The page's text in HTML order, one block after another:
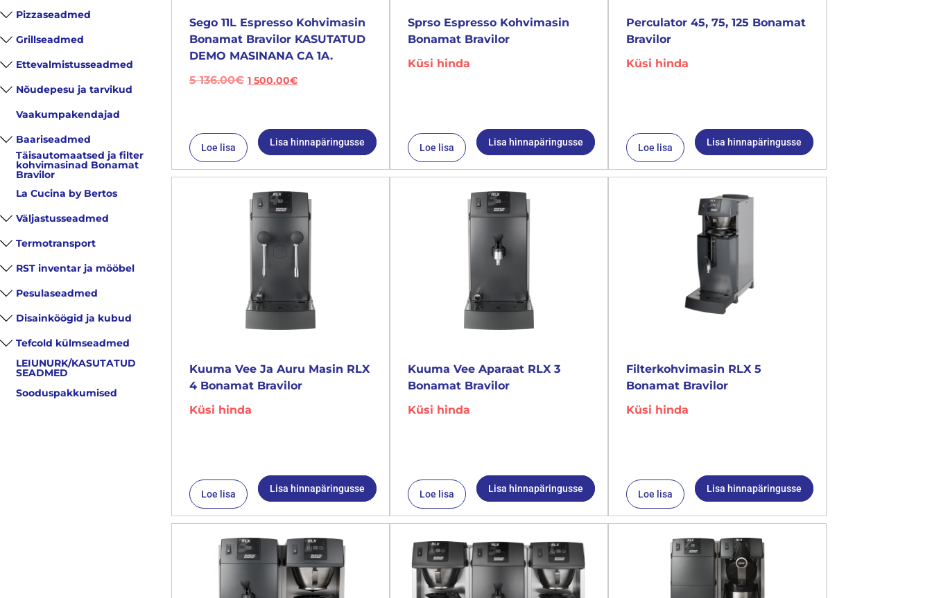
Pizzaseadmed
Grillseadmed
Ettevalmistusseadmed
Nõudepesu ja tarvikud
Vaakumpakendajad
Baariseadmed
Täisautomaatsed ja filter
kohvimasinad Bonamat
Bravilor
La Cucina by Bertos
Väljastusseadmed
Termotransport
RST inventar ja mööbel
Pesulaseadmed
Disainköögid ja kubud
Tefcold külmseadmed
LEIUNURK/KASUTATUD
SEADMED
Sooduspakkumised
Sego 11L Espresso Kohvimasin
Bonamat Bravilor KASUTATUD
DEMO MASINANA CA 1A.
5 136.00€ 1 500.00€
Loe lisa Lisa hinnapäringusse
Sprso Espresso Kohvimasin
Bonamat Bravilor
Küsi hinda
Loe lisa Lisa hinnapäringusse
Perculator 45, 75, 125 Bonamat
Bravilor
Küsi hinda
Loe lisa Lisa hinnapäringusse
Kuuma Vee Ja Auru Masin RLX
4 Bonamat Bravilor
Küsi hinda
Loe lisa Lisa hinnapäringusse
Kuuma Vee Aparaat RLX 3
Bonamat Bravilor
Küsi hinda
Loe lisa Lisa hinnapäringusse
Filterkohvimasin RLX 5
Bonamat Bravilor
Küsi hinda
Loe lisa Lisa hinnapäringusse